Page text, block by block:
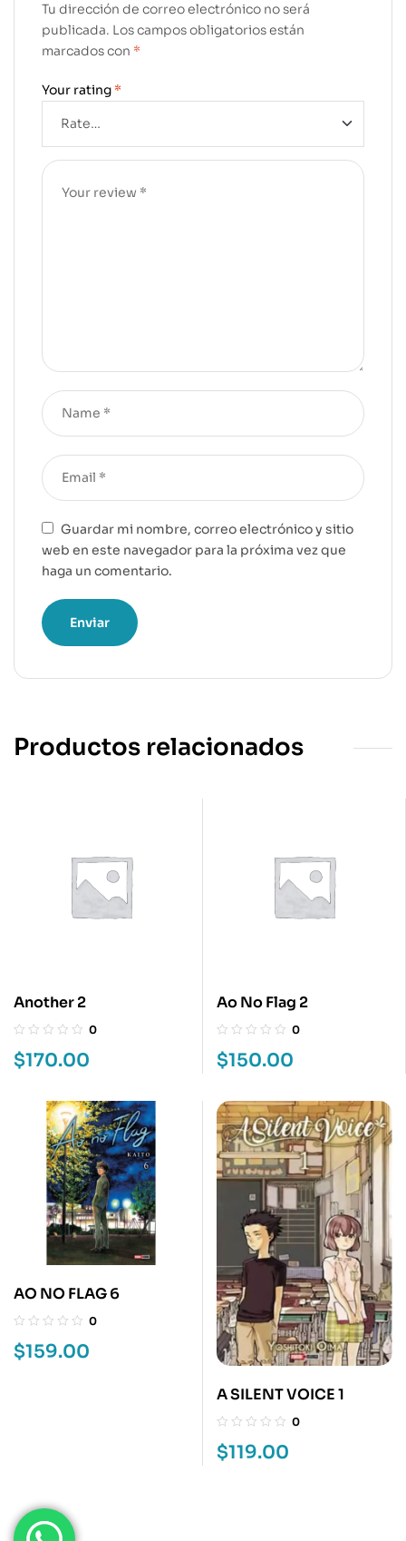
Tu dirección de correo electrónico no será
publicada. Los campos obligatorios están
marcados con *
Your rating *
Guardar mi nombre, correo electrónico y sitio
web en este navegador para la próxima vez que
haga un comentario.
Productos relacionados
Another 2
0
$170.00
Ao No Flag 2
0
$150.00
AO NO FLAG 6
0
$159.00
A SILENT VOICE 1
0
$119.00